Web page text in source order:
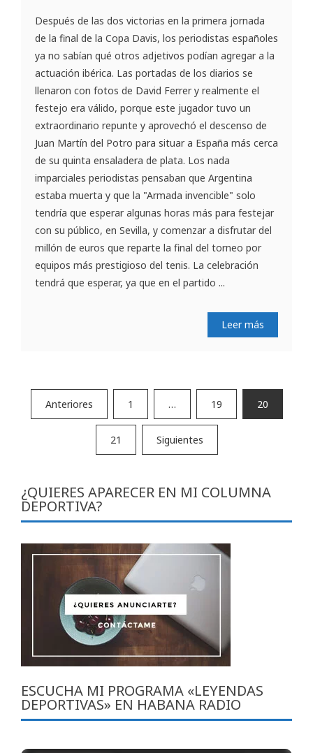
Después de las dos victorias en la primera jornada
de la final de la Copa Davis, los periodistas españoles
ya no sabían qué otros adjetivos podían agregar a la
actuación ibérica. Las portadas de los diarios se
llenaron con fotos de David Ferrer y realmente el
festejo era válido, porque este jugador tuvo un
extraordinario repunte y aprovechó el descenso de
Juan Martín del Potro para situar a España más cerca
de su quinta ensaladera de plata. Los nada
imparciales periodistas pensaban que Argentina
estaba muerta y que la "Armada invencible" solo
tendría que esperar algunas horas más para festejar
con su público, en Sevilla, y comenzar a disfrutar del
millón de euros que reparte la final del torneo por
equipos más prestigioso del tenis. La celebración
tendrá que esperar, ya que en el partido ...
Leer más
Paginación
de
entradas
Anteriores 1 … 19 20
21 Siguientes
¿QUIERES APARECER EN MI COLUMNA
DEPORTIVA?
ESCUCHA MI PROGRAMA «LEYENDAS
DEPORTIVAS» EN HABANA RADIO